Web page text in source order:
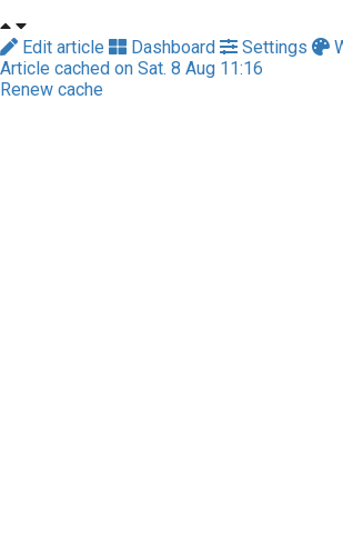
Edit article Dashboard Settings
Article cached on Sat. 8 Aug 11:16
Renew cache